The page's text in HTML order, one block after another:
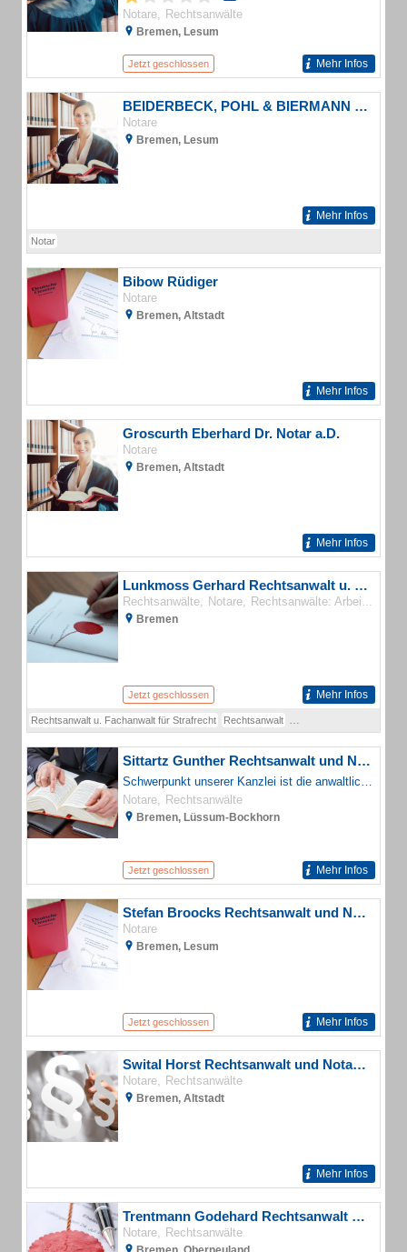
Notare Rechtsanwälte
Bremen, Lesum
Jetzt geschlossen Mehr Infos
BEIDERBECK, POHL & BIERMANN Rechtsanwälte und Notar
Notare
Bremen, Lesum
Mehr Infos
Notar
Bibow Rüdiger
Notare
Bremen, Altstadt
Mehr Infos
Groscurth Eberhard Dr. Notar a.D.
Notare
Bremen, Altstadt
Mehr Infos
Lunkmoss Gerhard Rechtsanwalt u. Fachanwalt für Strafrecht , Rust-Lux Klaus Rechtsanwalt
Rechtsanwälte Notare Rechtsanwälte: Arbeitsrecht (Schwerpunkt)
Bremen
Jetzt geschlossen Mehr Infos
Rechtsanwalt u. Fachanwalt für Strafrecht Rechtsanwalt
Sittartz Gunther Rechtsanwalt und Notar
Schwerpunkt unserer Kanzlei ist die anwaltliche Rechtsberatung, sowie die außergerichtlichen und gerichtliche Vertretung von Privatkunden, klein- und mittelständischen Unternehmen in allen Rechtsfragen.
Notare
Rechtsanwälte
Bremen, Lüssum-Bockhorn
Jetzt geschlossen Mehr Infos
Stefan Broocks Rechtsanwalt und Notar
Notare
Bremen, Lesum
Jetzt geschlossen Mehr Infos
Swital Horst Rechtsanwalt und Notar a. D.
Notare Rechtsanwälte
Bremen, Altstadt
Mehr Infos
Trentmann Godehard Rechtsanwalt und Notar
Notare Rechtsanwälte